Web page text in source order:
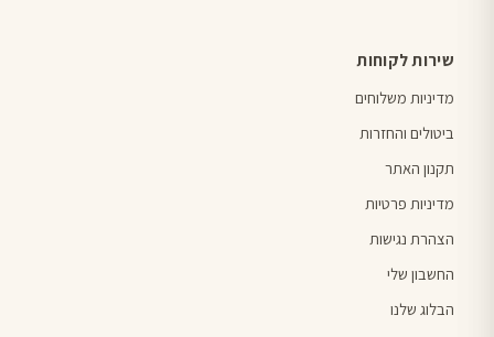
שירות לקוחות
מדיניות משלוחים
ביטולים והחזרות
תקנון האתר
מדיניות פרטיות
הצהרת נגישות
החשבון שלי
הבלוג שלנו